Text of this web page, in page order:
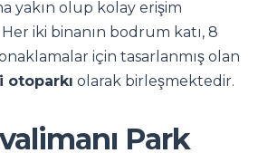
yakın olup kolay erişim
iki binanın bodrum katı, 8
için tasarlanmış olan
otoparkı olarak birleşmektedir.
Park